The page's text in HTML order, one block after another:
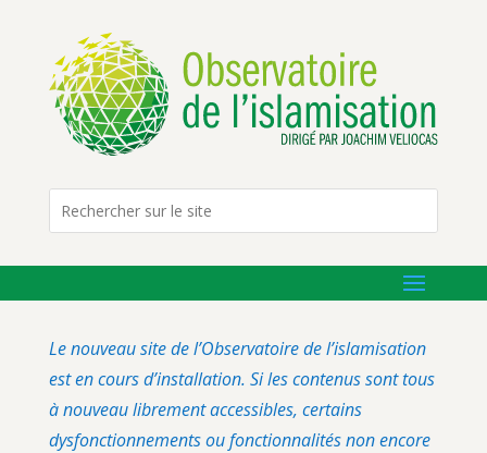
Le nouveau site de l’Observatoire de l’islamisation
est en cours d’installation. Si les contenus sont tous
à nouveau librement accessibles, certains
dysfonctionnements ou fonctionnalités non encore